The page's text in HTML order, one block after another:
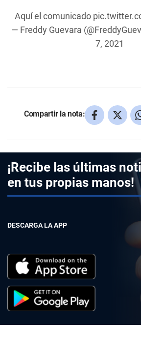
Aquí el comunicado
— Freddy Guevara
7, 2021
Compartir la nota:
¡Recibe las últimas
en tus propias manos!
DESCARGA LA APP